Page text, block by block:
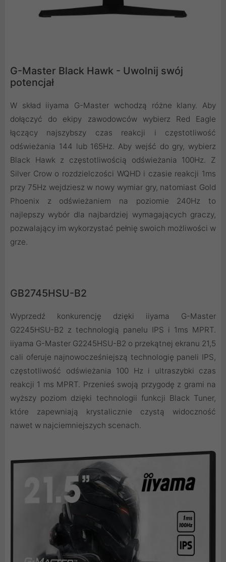
G-Master Black Hawk - Uwolnij swój
potencjał
W skład iiyama G-Master wchodzą różne klany. Aby
dołączyć do ekipy zawodowców wybierz Red Eagle
łączący najszybszy czas reakcji i częstotliwość
odświeżania 144 lub 165Hz. Aby wejść do gry, wybierz
Black Hawk z częstotliwością odświeżania 100Hz. Z
Silver Crow o rozdzielczości WQHD i czasie reakcji 1ms
przy 75Hz wejdziesz w nowy wymiar gry, natomiast Gold
Phoenix z odświeżaniem na poziomie 240Hz to
najlepszy wybór dla najbardziej wymagających graczy,
pozwalający im wykorzystać pełnię swoich możliwości w
grze.
GB2745HSU-B2
Wyprzedź konkurencję dzięki iiyama G-Master
G2245HSU-B2 z technologią panelu IPS i 1ms MPRT.
iiyama G-Master G2245HSU-B2 o przekątnej ekranu 21,5
cali oferuje najnowocześniejszą technologię paneli IPS,
częstotliwość odświeżania 100 Hz i ultraszybki czas
reakcji 1 ms MPRT. Przenieś swoją przygodę z grami na
wyższy poziom dzięki technologii funkcji Black Tuner,
które zapewniają krystalicznie czystą widoczność
nawet w najciemniejszych scenach.